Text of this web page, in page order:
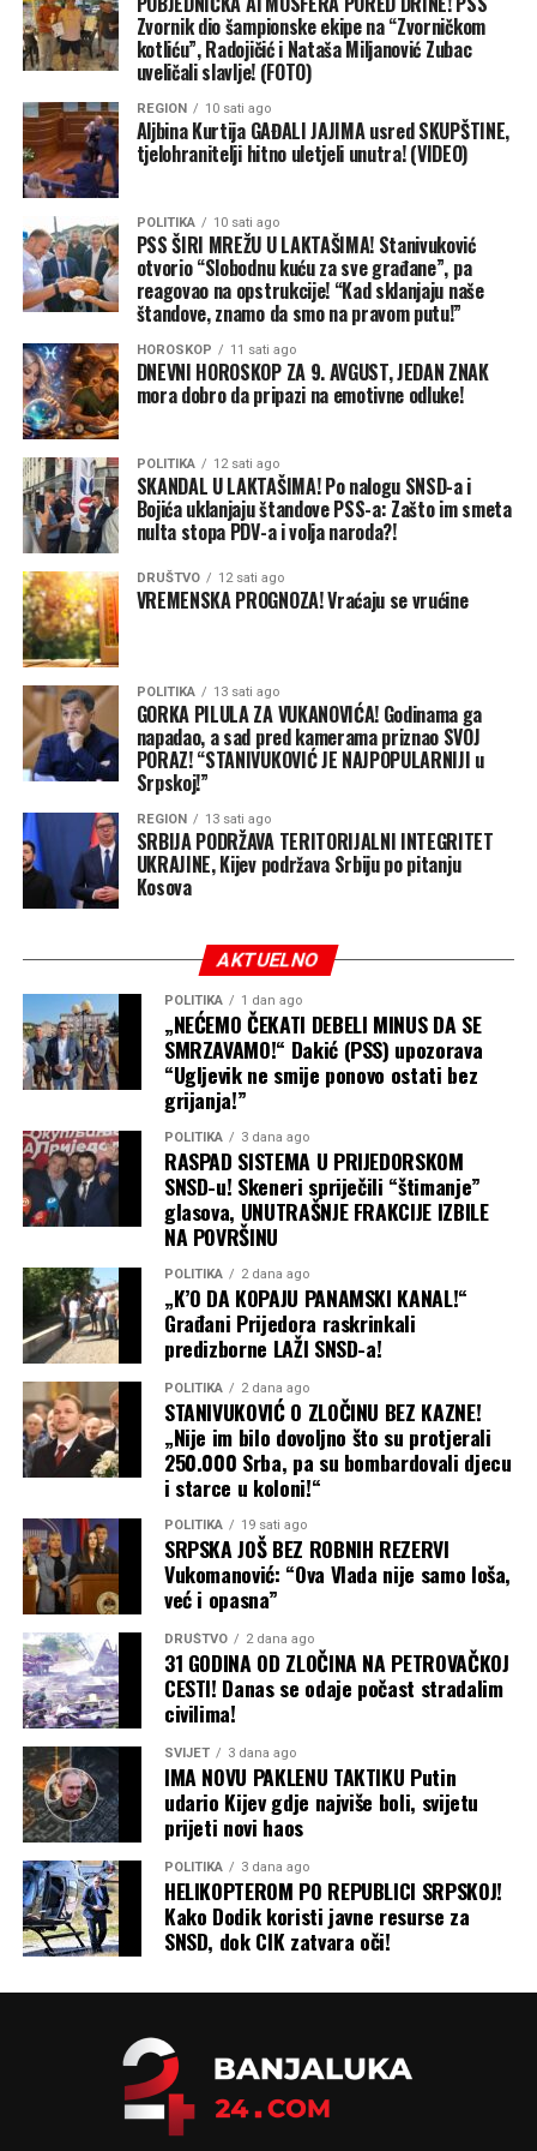
Zvornik dio šampionske ekipe na “Zvorničkom
kotliću”, Radojičić i Nataša Miljanović Zubac
uveličali slavlje! (FOTO)
REGION 10 sati ago
Aljbina Kurtija GAĐALI JAJIMA usred SKUPŠTINE,
tjelohranitelji hitno uletjeli unutra! (VIDEO)
POLITIKA 10 sati ago
PSS ŠIRI MREŽU U LAKTAŠIMA! Stanivuković
otvorio “Slobodnu kuću za sve građane”, pa
reagovao na opstrukcije! “Kad sklanjaju naše
štandove, znamo da smo na pravom putu!”
HOROSKOP 11 sati ago
DNEVNI HOROSKOP ZA 9. AVGUST, JEDAN ZNAK
mora dobro da pripazi na emotivne odluke!
POLITIKA 12 sati ago
SKANDAL U LAKTAŠIMA! Po nalogu SNSD-a i
Bojića uklanjaju štandove PSS-a: Zašto im smeta
nulta stopa PDV-a i volja naroda?!
DRUŠTVO 12 sati ago
VREMENSKA PROGNOZA! Vraćaju se vrućine
POLITIKA 13 sati ago
GORKA PILULA ZA VUKANOVIĆA! Godinama ga
napadao, a sad pred kamerama priznao SVOJ
PORAZ! “STANIVUKOVIĆ JE NAJPOPULARNIJI u
Srpskoj!”
REGION 13 sati ago
SRBIJA PODRŽAVA TERITORIJALNI INTEGRITET
UKRAJINE, Kijev podržava Srbiju po pitanju
Kosova
AKTUELNO
POLITIKA 1 dan ago
„NEĆEMO ČEKATI DEBELI MINUS DA SE
SMRZAVAMO!“ Dakić (PSS) upozorava
“Ugljevik ne smije ponovo ostati bez
grijanja!”
POLITIKA 3 dana ago
RASPAD SISTEMA U PRIJEDORSKOM
SNSD-u! Skeneri spriječili “štimanje”
glasova, UNUTRAŠNJE FRAKCIJE IZBILE
NA POVRŠINU
POLITIKA 2 dana ago
„K’O DA KOPAJU PANAMSKI KANAL!“
Građani Prijedora raskrinkali
predizborne LAŽI SNSD-a!
POLITIKA 2 dana ago
STANIVUKOVIĆ O ZLOČINU BEZ KAZNE!
„Nije im bilo dovoljno što su protjerali
250.000 Srba, pa su bombardovali djecu
i starce u koloni!“
POLITIKA 19 sati ago
SRPSKA JOŠ BEZ ROBNIH REZERVI
Vukomanović: “Ova Vlada nije samo loša,
već i opasna”
DRUŠTVO 2 dana ago
31 GODINA OD ZLOČINA NA PETROVAČKOJ
CESTI! Danas se odaje počast stradalim
civilima!
SVIJET 3 dana ago
IMA NOVU PAKLENU TAKTIKU Putin
udario Kijev gdje najviše boli, svijetu
prijeti novi haos
POLITIKA 3 dana ago
HELIKOPTEROM PO REPUBLICI SRPSKOJ!
Kako Dodik koristi javne resurse za
SNSD, dok CIK zatvara oči!